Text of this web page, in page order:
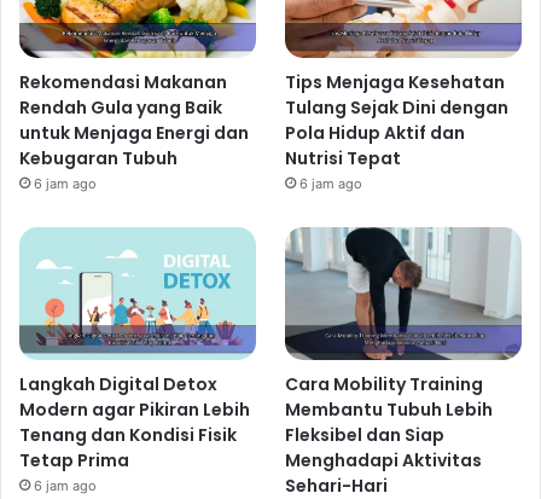
Rekomendasi Makanan
Rendah Gula yang Baik
untuk Menjaga Energi dan
Kebugaran Tubuh
6 jam ago
Tips Menjaga Kesehatan
Tulang Sejak Dini dengan
Pola Hidup Aktif dan
Nutrisi Tepat
6 jam ago
Langkah Digital Detox
Modern agar Pikiran Lebih
Tenang dan Kondisi Fisik
Tetap Prima
6 jam ago
Cara Mobility Training
Membantu Tubuh Lebih
Fleksibel dan Siap
Menghadapi Aktivitas
Sehari-Hari